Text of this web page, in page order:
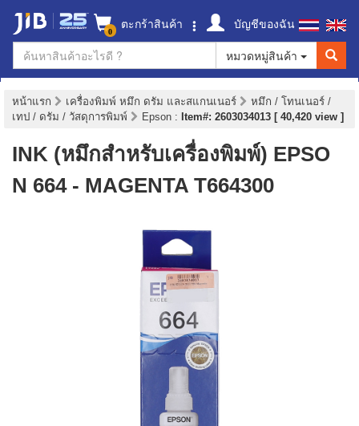
0 ตะกร้าสินค้า
บัญชีของฉัน
หมวดหมู่สินค้า
หน้าแรก เครื่องพิมพ์ หมึก ดรัม และสแกนเนอร์
หมึก / โทนเนอร์ /
เทป / ดรัม / วัสดุการพิมพ์
Epson : Item#: 2603034013 [ 40,420 view ]
INK (หมึกสำหรับเครื่องพิมพ์) EPSO
N 664 - MAGENTA T664300